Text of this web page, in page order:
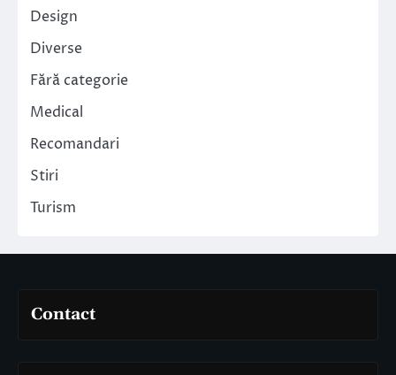
Design
Diverse
Fără categorie
Medical
Recomandari
Stiri
Turism
Contact